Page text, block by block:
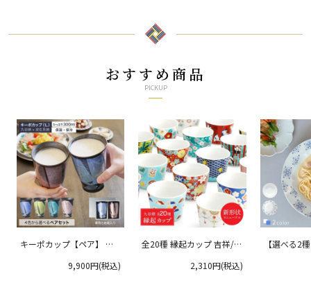
おすすめ商品
PICKUP
キーポカップ【ペア】 ラ
9,900円(税込)
全20種 縁起カップ 吉祥/青
2,310円(税込)
【選べる2